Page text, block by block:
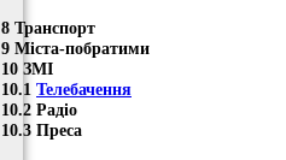
8 Транспорт
9 Міста-побратими
10 ЗМІ
10.1 Телебачення
10.2 Радіо
10.3 Преса